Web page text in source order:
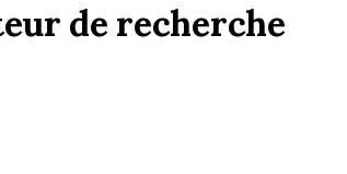
de recherche